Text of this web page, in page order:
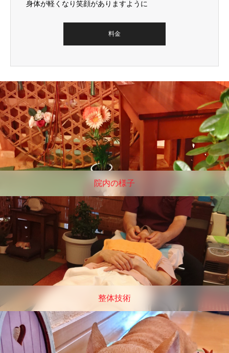
身体が軽くなり笑顔がありますように
料金
院内の様子
整体技術